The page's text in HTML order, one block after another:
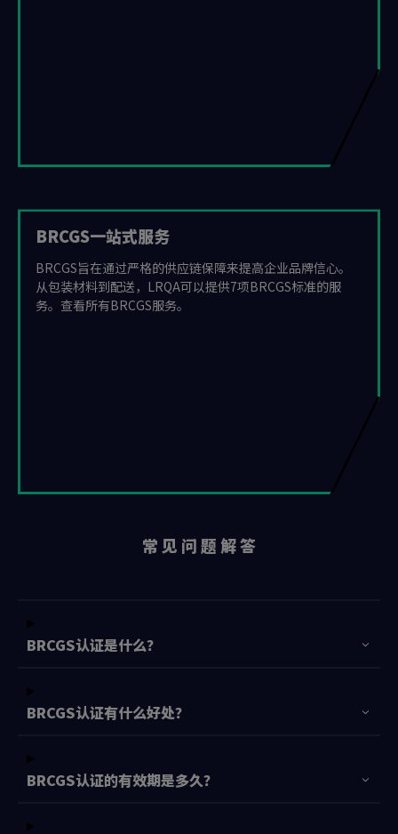
BRCGS一站式服务
BRCGS旨在通过严格的供应链保障来提高企业品牌信心。
从包装材料到配送，LRQA可以提供7项BRCGS标准的服
务。查看所有BRCGS服务。
常 见 问 题 解 答
BRCGS认证是什么？
BRCGS认证有什么好处？
BRCGS认证的有效期是多久？